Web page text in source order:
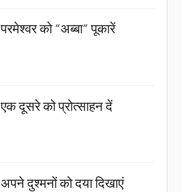
परमेश्वर को “अब्बा” पूकारें
एक दूसरे को प्रोत्साहन दें
अपने दुश्मनों को दया दिखाएं